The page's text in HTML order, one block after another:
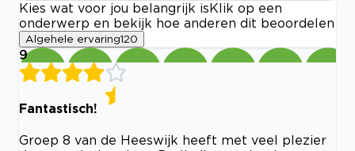
Kies wat voor jou belangrijk is Klik op een
onderwerp en bekijk hoe anderen dit beoordelen
Algehele ervaring120
9
Fantastisch!
Groep 8 van de Heeswijk heeft met veel plezier